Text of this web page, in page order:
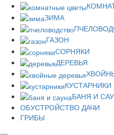
ЗИМА
ГАЗОН
СОРНЯКИ
ДЕРЕВЬЯ
КУСТАРНИКИ
БАНЯ И
ОБУСТРОЙСТВО ДАЧИ
ГРИБЫ